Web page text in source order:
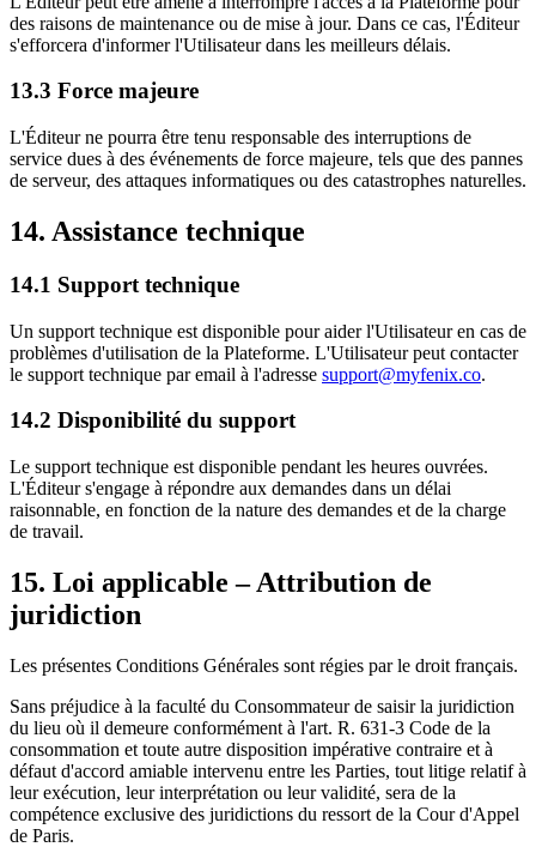
des raisons de maintenance ou de mise à jour. Dans ce cas, l'Éditeur
s'efforcera d'informer l'Utilisateur dans les meilleurs délais.
13.3 Force majeure
L'Éditeur ne pourra être tenu responsable des interruptions de
service dues à des événements de force majeure, tels que des pannes
de serveur, des attaques informatiques ou des catastrophes naturelles.
14. Assistance technique
14.1 Support technique
Un support technique est disponible pour aider l'Utilisateur en cas de
problèmes d'utilisation de la Plateforme. L'Utilisateur peut contacter
le support technique par email à l'adresse support@myfenix.co.
14.2 Disponibilité du support
Le support technique est disponible pendant les heures ouvrées.
L'Éditeur s'engage à répondre aux demandes dans un délai
raisonnable, en fonction de la nature des demandes et de la charge
de travail.
15. Loi applicable – Attribution de
juridiction
Les présentes Conditions Générales sont régies par le droit français.
Sans préjudice à la faculté du Consommateur de saisir la juridiction
du lieu où il demeure conformément à l'art. R. 631-3 Code de la
consommation et toute autre disposition impérative contraire et à
défaut d'accord amiable intervenu entre les Parties, tout litige relatif à
leur exécution, leur interprétation ou leur validité, sera de la
compétence exclusive des juridictions du ressort de la Cour d'Appel
de Paris.